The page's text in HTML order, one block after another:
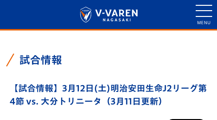
試合情報
【試合情報】3月12日(土)明治安田生命J2リーグ第
4節 vs. 大分トリニータ（3月11日更新）